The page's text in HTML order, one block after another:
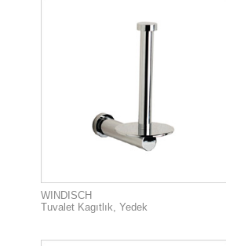
WINDISCH
Tuvalet Kagıtlık, Yedek